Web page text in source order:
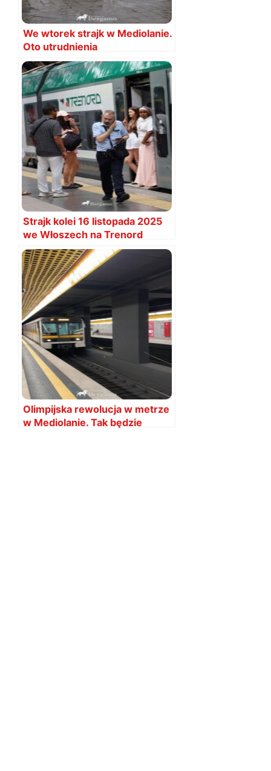
We wtorek strajk w Mediolanie.
Oto utrudnienia
Strajk kolei 16 listopada 2025
we Włoszech na Trenord
Olimpijska rewolucja w metrze
w Mediolanie. Tak będzie